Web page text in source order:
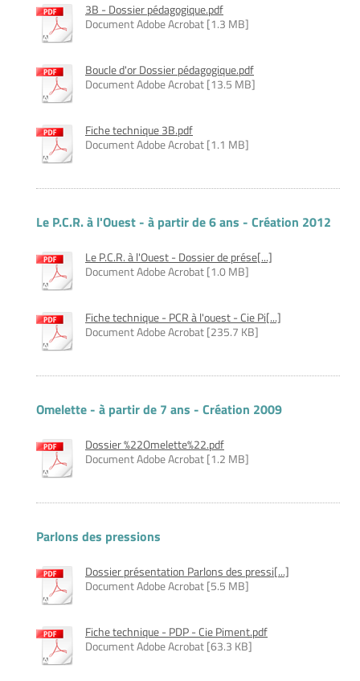
3B - Dossier pédagogique.pdf
Document Adobe Acrobat [1.3 MB]
Boucle d'or Dossier pédagogique.pdf
Document Adobe Acrobat [13.5 MB]
Fiche technique 3B.pdf
Document Adobe Acrobat [1.1 MB]
Le P.C.R. à l'Ouest - à partir de 6 ans - Création 2012
Le P.C.R. à l'Ouest - Dossier de prése[...]
Document Adobe Acrobat [1.0 MB]
Fiche technique - PCR à l'ouest - Cie Pi[...]
Document Adobe Acrobat [235.7 KB]
Omelette - à partir de 7 ans - Création 2009
Dossier %22Omelette%22.pdf
Document Adobe Acrobat [1.2 MB]
Parlons des pressions
Dossier présentation Parlons des pressi[...]
Document Adobe Acrobat [5.5 MB]
Fiche technique - PDP - Cie Piment.pdf
Document Adobe Acrobat [63.3 KB]